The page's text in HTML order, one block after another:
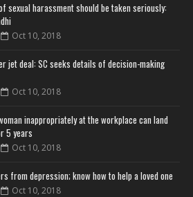
sexual harassment should be taken seriously:
Oct 10, 2018
jet deal: SC seeks details of decision-making
Oct 10, 2018
inappropriately at the workplace can land
5 years
Oct 10, 2018
from depression; know how to help a loved one
Oct 10, 2018